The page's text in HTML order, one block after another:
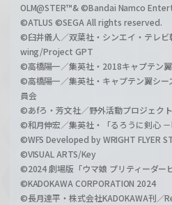
OLM@STER™& ©Bandai Namco
©ATLUS ©SEGA All rights reserved.
©臼井儀人／双葉社・シンエイ・テレ
wing/Project GPT
©高橋陽一／集英社・2018キャプテン
©高橋陽一／集英社・キャプテン翼シー
員会
©あfろ・芳文社／野外活動プロジェクト
©和月伸宏／集英社・「るろうに剣心
©WFS Developed by WRIGHT FLYER
©VISUAL ARTS/Key
©2024 劇場版「ウマ娘 プリティーダー
©KADOKAWA CORPORATION 2024
©長月達平・株式会社KADOKAWA刊／